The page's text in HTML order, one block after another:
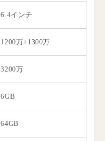
6.4インチ
1200万+1300万
3200万
6GB
64GB